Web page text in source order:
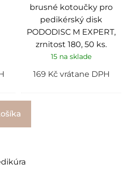
zrnitost
180,
50
ks.
brusné kotoučky pro
pedikérský disk
PODODISC M EXPERT,
zrnitost 180, 50 ks.
15 na sklade
169 Kč vrátane DPH